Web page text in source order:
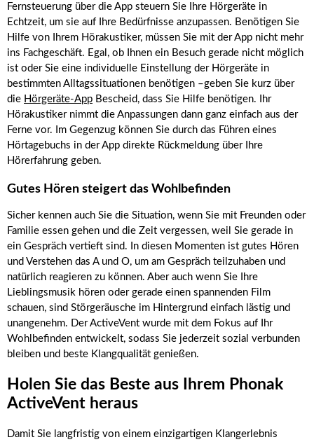
Fernsteuerung über die App steuern Sie Ihre Hörgeräte in
Echtzeit, um sie auf Ihre Bedürfnisse anzupassen. Benötigen Sie
Hilfe von Ihrem Hörakustiker, müssen Sie mit der App nicht mehr
ins Fachgeschäft. Egal, ob Ihnen ein Besuch gerade nicht möglich
ist oder Sie eine individuelle Einstellung der Hörgeräte in
bestimmten Alltagssituationen benötigen –geben Sie kurz über
die Hörgeräte-App Bescheid, dass Sie Hilfe benötigen. Ihr
Hörakustiker nimmt die Anpassungen dann ganz einfach aus der
Ferne vor. Im Gegenzug können Sie durch das Führen eines
Hörtagebuchs in der App direkte Rückmeldung über Ihre
Hörerfahrung geben.
Gutes Hören steigert das Wohlbefinden
Sicher kennen auch Sie die Situation, wenn Sie mit Freunden oder
Familie essen gehen und die Zeit vergessen, weil Sie gerade in
ein Gespräch vertieft sind. In diesen Momenten ist gutes Hören
und Verstehen das A und O, um am Gespräch teilzuhaben und
natürlich reagieren zu können. Aber auch wenn Sie Ihre
Lieblingsmusik hören oder gerade einen spannenden Film
schauen, sind Störgeräusche im Hintergrund einfach lästig und
unangenehm. Der ActiveVent wurde mit dem Fokus auf Ihr
Wohlbefinden entwickelt, sodass Sie jederzeit sozial verbunden
bleiben und beste Klangqualität genießen.
Holen Sie das Beste aus Ihrem Phonak
ActiveVent heraus
Damit Sie langfristig von einem einzigartigen Klangerlebnis